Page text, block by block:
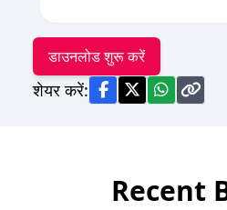
डाउनलोड शुरू करें
शेयर करें:
Recent